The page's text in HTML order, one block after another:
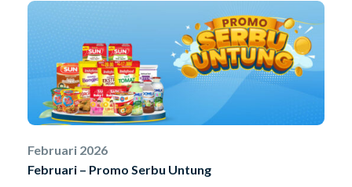
Februari 2026
Februari – Promo Serbu Untung